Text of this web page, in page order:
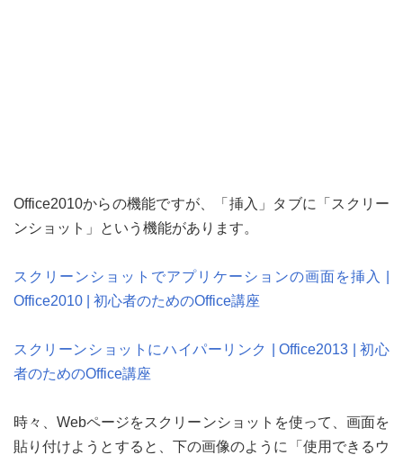
Office2010からの機能ですが、「挿入」タブに「スクリー
ンショット」という機能があります。
スクリーンショットでアプリケーションの画面を挿入 |
Office2010 | 初心者のためのOffice講座
スクリーンショットにハイパーリンク | Office2013 | 初心
者のためのOffice講座
時々、Webページをスクリーンショットを使って、画面を
貼り付けようとすると、下の画像のように「使用できるウ